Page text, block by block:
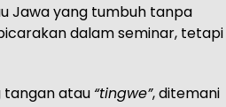
Jawa yang tumbuh tanpa
dalam seminar, tetapi
tangan atau “tingwe”, ditemani